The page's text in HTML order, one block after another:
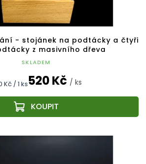
- stojánek na podtácky a čtyři
z masivního dřeva
SKLADEM
520 Kč / ks
Kč / 1 ks